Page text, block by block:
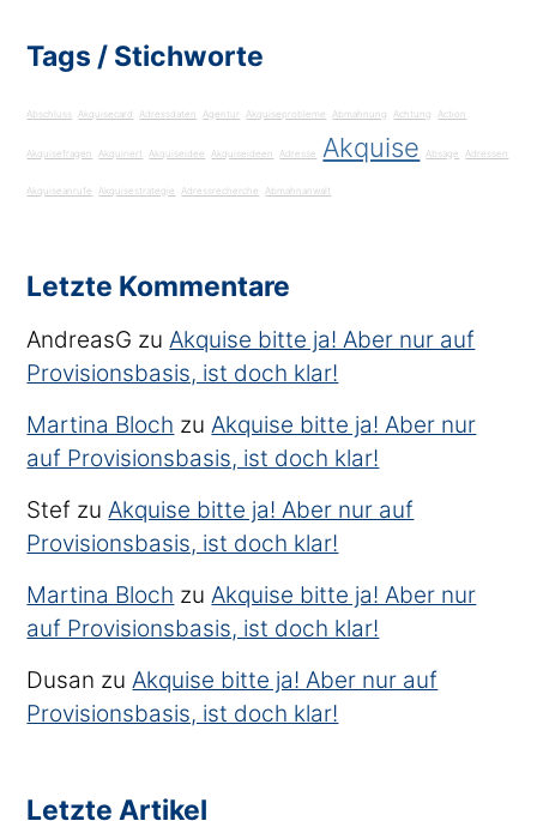
Tags / Stichworte
Abschluss Akquisecard Adressdaten Agentur Akquiseprobleme Abmahnung Achtung Action
Akquisefragen Akquiriert Akquiseidee Akquiseideen Adresse Akquise Absage Adressen
Akquiseanrufe Akquisestrategie Adressrecherche Abmahnanwalt
Letzte Kommentare
AndreasG zuAkquise bitte ja! Aber nur auf
Provisionsbasis, ist doch klar!
Martina Bloch zuAkquise bitte ja! Aber nur
auf Provisionsbasis, ist doch klar!
Stef zuAkquise bitte ja! Aber nur auf
Provisionsbasis, ist doch klar!
Martina Bloch zuAkquise bitte ja! Aber nur
auf Provisionsbasis, ist doch klar!
Dusan zuAkquise bitte ja! Aber nur auf
Provisionsbasis, ist doch klar!
Letzte Artikel